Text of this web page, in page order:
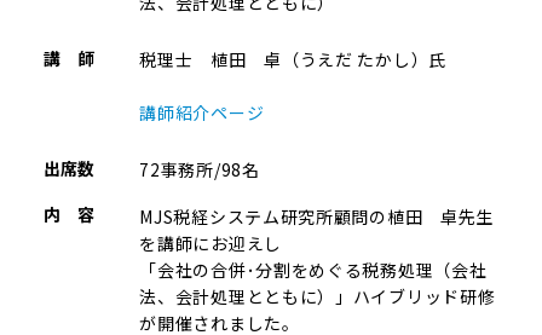
講 師 税理士 植田 卓（うえだ たかし）氏
講師紹介ページ
出席数
72事務所/98名
内 容
MJS税経システム研究所顧問の植田 卓先生
を講師にお迎えし
「会社の合併･分割をめぐる税務処理（会社
法、会計処理とともに）」ハイブリッド研修
が開催されました。